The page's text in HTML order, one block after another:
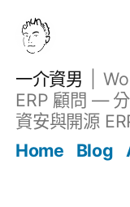
一介資男
ERP 顧問 —
資安與開源
Home
Blog
文章